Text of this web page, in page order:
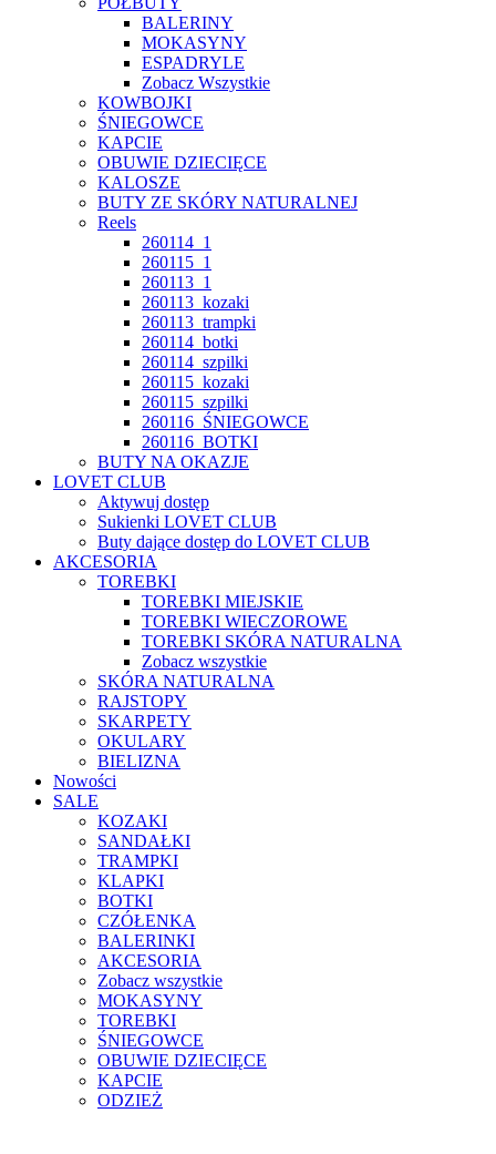
BALERINY
MOKASYNY
ESPADRYLE
Zobacz Wszystkie
KOWBOJKI
ŚNIEGOWCE
KAPCIE
OBUWIE DZIECIĘCE
KALOSZE
BUTY ZE SKÓRY NATURALNEJ
Reels
260114_1
260115_1
260113_1
260113_kozaki
260113_trampki
260114_botki
260114_szpilki
260115_kozaki
260115_szpilki
260116_ŚNIEGOWCE
260116_BOTKI
BUTY NA OKAZJE
LOVET CLUB
Aktywuj dostęp
Sukienki LOVET CLUB
Buty dające dostęp do LOVET CLUB
AKCESORIA
TOREBKI
TOREBKI MIEJSKIE
TOREBKI WIECZOROWE
TOREBKI SKÓRA NATURALNA
Zobacz wszystkie
SKÓRA NATURALNA
RAJSTOPY
SKARPETY
OKULARY
BIELIZNA
Nowości
SALE
KOZAKI
SANDAŁKI
TRAMPKI
KLAPKI
BOTKI
CZÓŁENKA
BALERINKI
AKCESORIA
Zobacz wszystkie
MOKASYNY
TOREBKI
ŚNIEGOWCE
OBUWIE DZIECIĘCE
KAPCIE
ODZIEŻ